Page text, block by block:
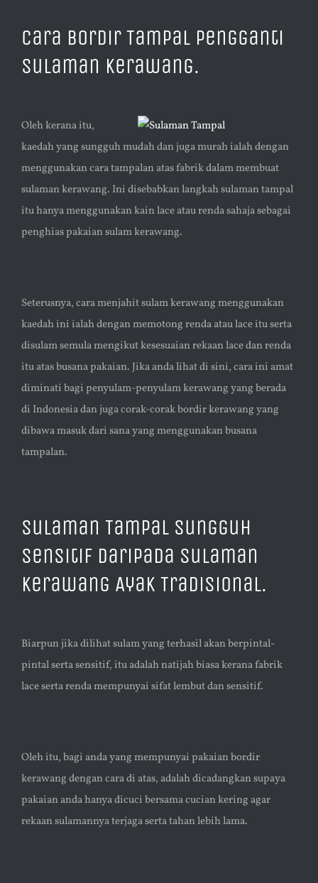
Cara Bordir Tampal Pengganti
Sulaman Kerawang.
Oleh kerana itu,
kaedah yang sungguh mudah dan juga murah ialah dengan
menggunakan cara tampalan atas fabrik dalam membuat
sulaman kerawang. Ini disebabkan langkah sulaman tampal
itu hanya menggunakan kain lace atau renda sahaja sebagai
penghias pakaian sulam kerawang.
Seterusnya, cara menjahit sulam kerawang menggunakan
kaedah ini ialah dengan memotong renda atau lace itu serta
disulam semula mengikut kesesuaian rekaan lace dan renda
itu atas busana pakaian. Jika anda lihat di sini, cara ini amat
diminati bagi penyulam-penyulam kerawang yang berada
di Indonesia dan juga corak-corak bordir kerawang yang
dibawa masuk dari sana yang menggunakan busana
tampalan.
Sulaman Tampal Sungguh
Sensitif Daripada Sulaman
Kerawang Ayak Tradisional.
Biarpun jika dilihat sulam yang terhasil akan berpintal-
pintal serta sensitif, itu adalah natijah biasa kerana fabrik
lace serta renda mempunyai sifat lembut dan sensitif.
Oleh itu, bagi anda yang mempunyai pakaian bordir
kerawang dengan cara di atas, adalah dicadangkan supaya
pakaian anda hanya dicuci bersama cucian kering agar
rekaan sulamannya terjaga serta tahan lebih lama.